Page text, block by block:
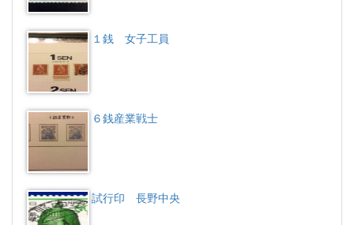
１銭 女子工員
６銭産業戦士
試行印 長野中央